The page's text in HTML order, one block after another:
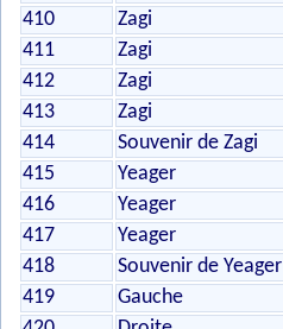
410
Zagi
411
Zagi
412
Zagi
413
Zagi
414
Souvenir de Zagi
415
Yeager
416
Yeager
417
Yeager
418
Souvenir de Yeager
419
Gauche